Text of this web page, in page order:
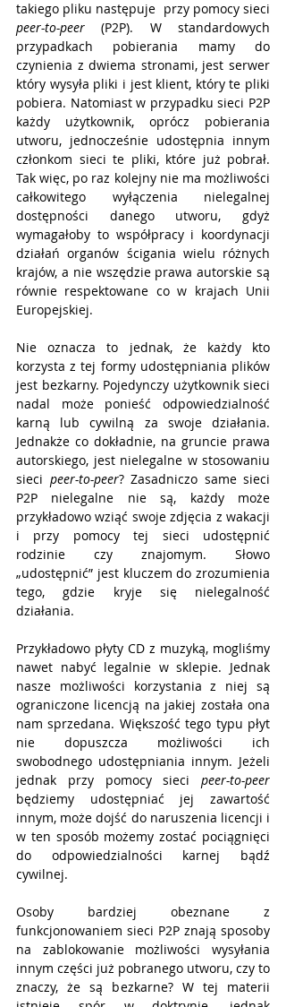
peer-to-peer (P2P). W standardowych
przypadkach pobierania mamy do
czynienia z dwiema stronami, jest serwer
który wysyła pliki i jest klient, który te pliki
pobiera. Natomiast w przypadku sieci P2P
każdy użytkownik, oprócz pobierania
utworu, jednocześnie udostępnia innym
członkom sieci te pliki, które już pobrał.
Tak więc, po raz kolejny nie ma możliwości
całkowitego wyłączenia nielegalnej
dostępności danego utworu, gdyż
wymagałoby to współpracy i koordynacji
działań organów ścigania wielu różnych
krajów, a nie wszędzie prawa autorskie są
równie respektowane co w krajach Unii
Europejskiej.
Nie oznacza to jednak, że każdy kto
korzysta z tej formy udostępniania plików
jest bezkarny. Pojedynczy użytkownik sieci
nadal może ponieść odpowiedzialność
karną lub cywilną za swoje działania.
Jednakże co dokładnie, na gruncie prawa
autorskiego, jest nielegalne w stosowaniu
sieci peer-to-peer? Zasadniczo same sieci
P2P nielegalne nie są, każdy może
przykładowo wziąć swoje zdjęcia z wakacji
i przy pomocy tej sieci udostępnić
rodzinie czy znajomym. Słowo
„udostępnić” jest kluczem do zrozumienia
tego, gdzie kryje się nielegalność
działania.
Przykładowo płyty CD z muzyką, mogliśmy
nawet nabyć legalnie w sklepie. Jednak
nasze możliwości korzystania z niej są
ograniczone licencją na jakiej została ona
nam sprzedana. Większość tego typu płyt
nie dopuszcza możliwości ich
swobodnego udostępniania innym. Jeżeli
jednak przy pomocy sieci peer-to-peer
będziemy udostępniać jej zawartość
innym, może dojść do naruszenia licencji i
w ten sposób możemy zostać pociągnięci
do odpowiedzialności karnej bądź
cywilnej.
Osoby bardziej obeznane z
funkcjonowaniem sieci P2P znają sposoby
na zablokowanie możliwości wysyłania
innym części już pobranego utworu, czy to
znaczy, że są bezkarne? W tej materii